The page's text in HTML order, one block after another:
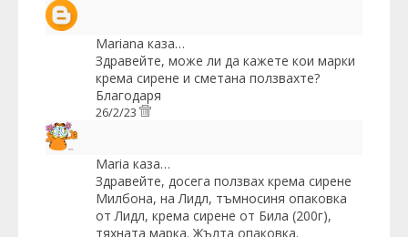
Mariana каза…
Здравейте, може ли да кажете кои марки
крема сирене и сметана ползвахте?
Благодаря
26/2/23
Maria каза…
Здравейте, досега ползвах крема сирене
Милбона, на Лидл, тъмносиня опаковка
от Лидл, крема сирене от Била (200г),
тяхната марка. Жълта опаковка.